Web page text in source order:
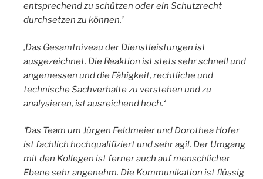
entsprechend zu schützen oder ein Schutzrecht
durchsetzen zu können.’
‚Das Gesamtniveau der Dienstleistungen ist
ausgezeichnet. Die Reaktion ist stets sehr schnell und
angemessen und die Fähigkeit, rechtliche und
technische Sachverhalte zu verstehen und zu
analysieren, ist ausreichend hoch.‘
‘Das Team um Jürgen Feldmeier und Dorothea Hofer
ist fachlich hochqualifiziert und sehr agil. Der Umgang
mit den Kollegen ist ferner auch auf menschlicher
Ebene sehr angenehm. Die Kommunikation ist flüssig